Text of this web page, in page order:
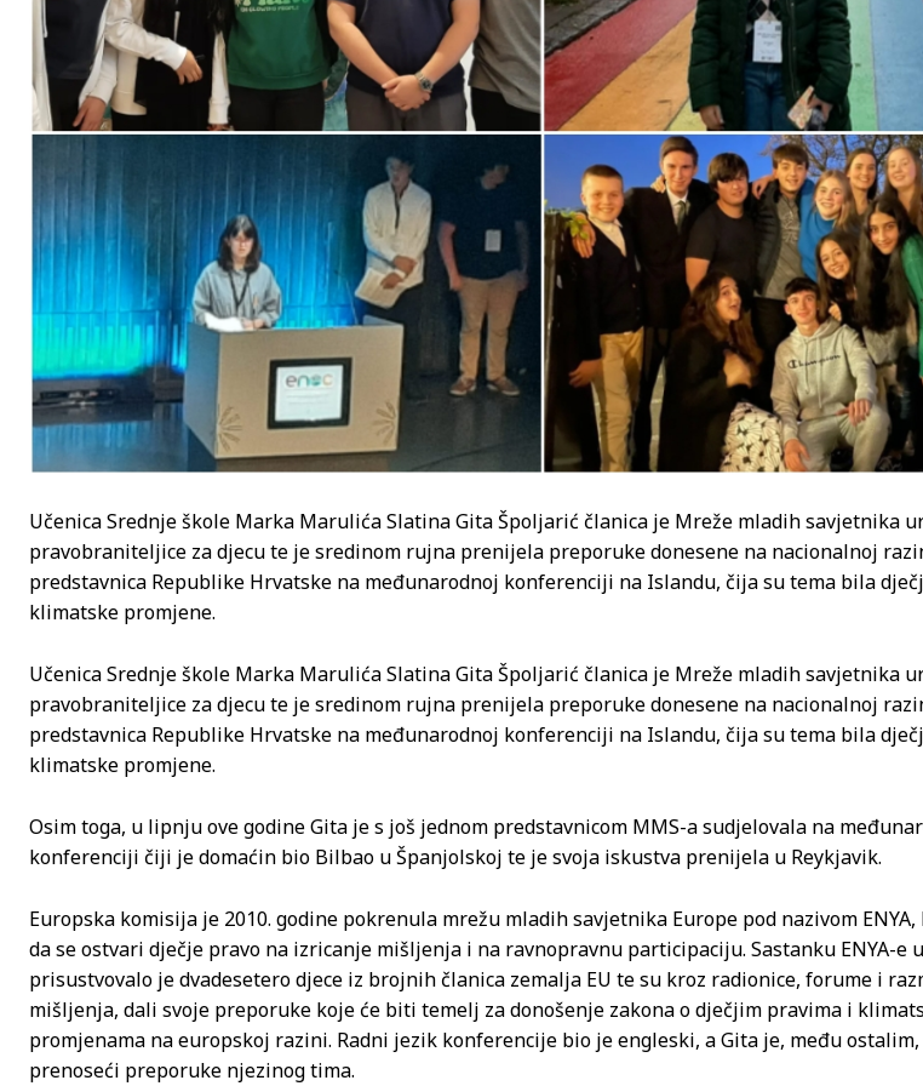
Učenica Srednje škole Marka Marulića Slatina Gita Špoljarić članica je Mreže mladih savjetnika
pravobraniteljice za djecu te je sredinom rujna prenijela preporuke donesene na nacionalnoj
predstavnica Republike Hrvatske na međunarodnoj konferenciji na Islandu, čija su tema bila
klimatske promjene.
Učenica Srednje škole Marka Marulića Slatina Gita Špoljarić članica je Mreže mladih savjetnika
pravobraniteljice za djecu te je sredinom rujna prenijela preporuke donesene na nacionalnoj
predstavnica Republike Hrvatske na međunarodnoj konferenciji na Islandu, čija su tema bila
klimatske promjene.
Osim toga, u lipnju ove godine Gita je s još jednom predstavnicom MMS-a sudjelovala na
konferenciji čiji je domaćin bio Bilbao u Španjolskoj te je svoja iskustva prenijela u Reykjavik.
Europska komisija je 2010. godine pokrenula mrežu mladih savjetnika Europe pod nazivom
da se ostvari dječje pravo na izricanje mišljenja i na ravnopravnu participaciju. Sastanku ENYA-e
prisustvovalo je dvadesetero djece iz brojnih članica zemalja EU te su kroz radionice, forume i
mišljenja, dali svoje preporuke koje će biti temelj za donošenje zakona o dječjim pravima i
promjenama na europskoj razini. Radni jezik konferencije bio je engleski, a Gita je, među
prenoseći preporuke njezinog tima.